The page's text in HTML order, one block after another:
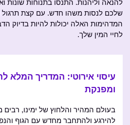
להנאה וליהנות. התנסו בתנוחות שונות
שלכם לנסות משהו חדש. עם קצת תרגול
המדהימות האלה יכולות להיות בדיוק
לחיי המין שלך.
עיסוי אירוטי: המדריך המלא
ומפנקת
בעולם המהיר והלחוץ של ימינו, רבים
להירגע ולהתחבר מחדש עם הגוף